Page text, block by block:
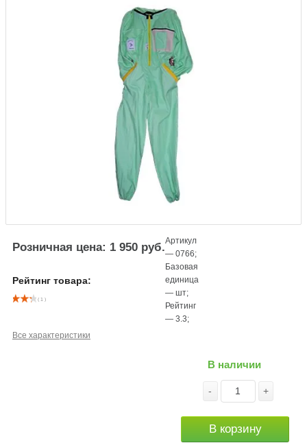
Розничная цена: 1 950 руб.
Рейтинг товара:
( 1 )
Артикул
—0766;
Базовая
единица
—шт;
Рейтинг
—3.3;
Все характеристики
В наличии
- +
В корзину